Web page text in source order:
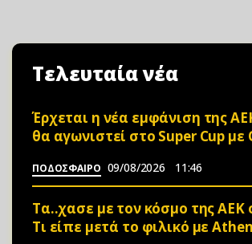
Τελευταία νέα
Έρχεται η νέα εμφάνιση της
θα αγωνιστεί στο Super Cup
ΠΟΔΟΣΦΑΙΡΟ 09/08/2026 11:46
Τα..χασε με τον κόσμο της ΑΕΚ
Τι είπε μετά το φιλικό με